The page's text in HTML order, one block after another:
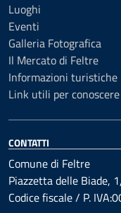
Luoghi
Eventi
Galleria Fotografica
Il Mercato di Feltre
Informazioni turistiche
Link utili per
CONTATTI
Comune di Feltre
Piazzetta delle Biade,
Codice fiscale / P.